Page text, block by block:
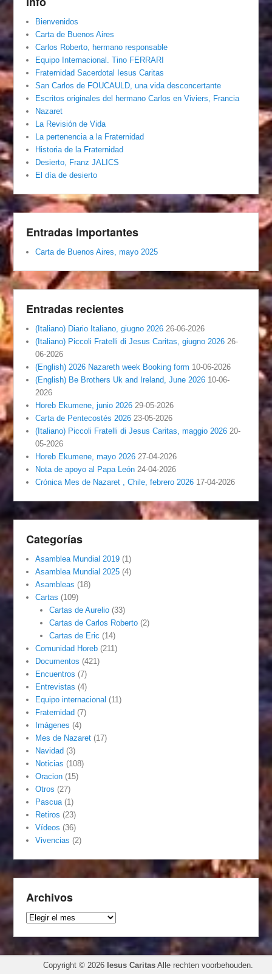
Bienvenidos
Carta de Buenos Aires
Carlos Roberto, hermano responsable
Equipo Internacional. Tino FERRARI
Fraternidad Sacerdotal Iesus Caritas
San Carlos de FOUCAULD, una vida desconcertante
Escritos originales del hermano Carlos en Viviers, Francia
Nazaret
La Revisión de Vida
La pertenencia a la Fraternidad
Historia de la Fraternidad
Desierto, Franz JALICS
El día de desierto
Entradas importantes
Carta de Buenos Aires, mayo 2025
Entradas recientes
(Italiano) Diario Italiano, giugno 2026 26-06-2026
(Italiano) Piccoli Fratelli di Jesus Caritas, giugno 2026 26-
06-2026
(English) 2026 Nazareth week Booking form 10-06-2026
(English) Be Brothers Uk and Ireland, June 2026 10-06-
2026
Horeb Ekumene, junio 2026 29-05-2026
Carta de Pentecostés 2026 23-05-2026
(Italiano) Piccoli Fratelli di Jesus Caritas, maggio 2026 20-
05-2026
Horeb Ekumene, mayo 2026 27-04-2026
Nota de apoyo al Papa León 24-04-2026
Crónica Mes de Nazaret , Chile, febrero 2026 17-04-2026
Categorías
Asamblea Mundial 2019 (1)
Asamblea Mundial 2025 (4)
Asambleas (18)
Cartas (109)
Cartas de Aurelio(33)
Cartas de Carlos Roberto(2)
Cartas de Eric (14)
Comunidad Horeb (211)
Documentos (421)
Encuentros (7)
Entrevistas (4)
Equipo internacional (11)
Fraternidad (7)
Imágenes (4)
Mes de Nazaret (17)
Navidad (3)
Noticias (108)
Oracion (15)
Otros (27)
Pascua(1)
Retiros (23)
Vídeos (36)
Vivencias (2)
Archivos
Archivos
Copyright © 2026 Iesus Caritas Alle rechten voorbehouden.